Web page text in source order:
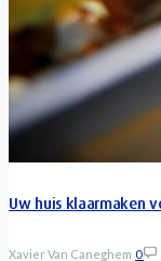
Uw huis klaarmaken
Xavier Van Caneghem 0